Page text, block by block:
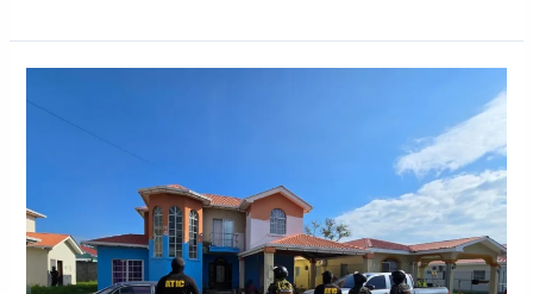
Los
Isleños,
acusados